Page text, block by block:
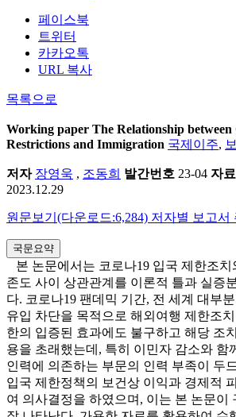
페이스북
트위터
카카오톡
URL 복사
목록으로
Working paper The Relationship
Restrictions and Immigration 국제이주,
저자 장영욱 , 조동희 발간번호 23-04 자
2023.12.29
원문보기(다운로드:6,284) 저자별 보고서
국문요약
본 논문에서는 코로나19 입국 제한조치
존도 사이 상관관계를 이론적 틀과 실증
다. 코로나19 팬데믹 기간, 전 세계 대부
유입 차단을 목적으로 해외여행 제한조
한의 입증된 효과에도 불구하고 해당 조
용을 초래했는데, 특히 이민자 감소와 함
인력에 의존하는 부문의 인력 부족이 두
입국 제한정책의 보건상 이익과 경제적
여 의사결정을 하였으며, 이는 본 논문이